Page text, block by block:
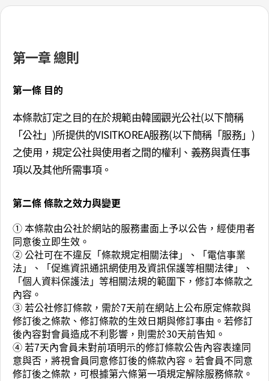
第一章 總則
第一條 目的
本條款訂定之目的在於規範由韓國觀光公社(以下簡稱
「公社」)所提供的VISITKOREA服務(以下簡稱「服務」)
之使用，規定公社與使用者之間的權利、義務與責任事
項以及其他所需事項。
第二條 條款之效力與變更
① 本條款由公社於網站的服務畫面上予以公告，經使用者
同意後立即生效。
② 公社可在不違反「條款規定相關法律」、「電信事業
法」、「促進資訊通訊網使用及資訊保護等相關法律」、
「個人資料保護法」等相關法規的範圍下，修訂本條款之
內容。
③ 若公社修訂條款，需於7天前在網站上公布原定條款與
修訂後之條款、修訂條款的生效日期與修訂事由。若修訂
後內容對會員造成不利影響，則需於30天前告知。
④ 若7天內會員未對前項明示的修訂條款公告內容表達同
意與否，將視會員同意修訂後的條款內容。若會員不同意
修訂後之條款，可根據第六條第一項規定解除服務條款。